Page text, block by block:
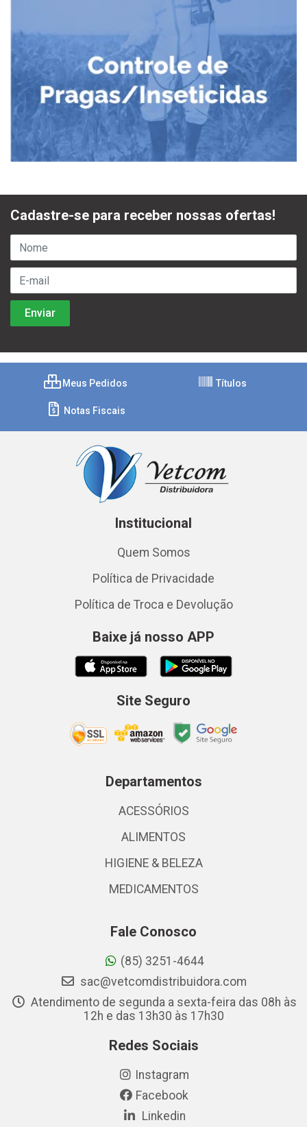
Cadastre-se para receber nossas ofertas!
Meus Pedidos Títulos
Notas Fiscais
Institucional
Quem Somos
Política de Privacidade
Política de Troca e Devolução
Baixe já nosso APP
Site Seguro
Departamentos
ACESSÓRIOS
ALIMENTOS
HIGIENE & BELEZA
MEDICAMENTOS
Fale Conosco
(85) 3251-4644
sac@vetcomdistribuidora.com
Atendimento de segunda a sexta-feira das 08h às
12h e das 13h30 às 17h30
Redes Sociais
Instagram
Facebook
Linkedin